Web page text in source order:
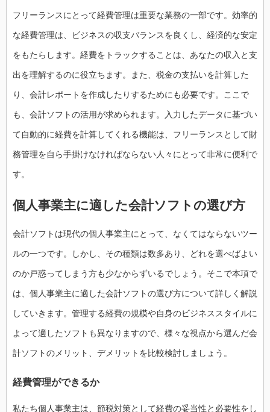
フリーランスにとって経費管理は重要な業務の一部です。効率的
な経費管理は、ビジネスの収支バランスを良くし、経済的な安定
をもたらします。経費をトラックすることは、あなたの収入と支
出を理解するのに役立ちます。また、税金の支払いを計算した
り、会計レポートを作成したりするためにも必要です。ここで
も、会計ソフトの活用が求められます。入力したデータに基づい
て自動的に経費を計算してくれる機能は、フリーランスとして財
務管理を自ら手掛けなければならない人々にとって非常に便利で
す。
個人事業主に適した会計ソフトの選び方
会計ソフトは現代の個人事業主にとって、なくてはならないツー
ルの一つです。しかし、その種類は数多あり、どれを選べばよい
のか戸惑ってしまう方も少なからずいるでしょう。そこで本項で
は、個人事業主に適した会計ソフトの選び方について詳しく解説
していきます。管理する経費の規模や自身のビジネススタイルに
よって適したソフトも異なりますので、様々な視点から選んだ会
計ソフトのメリット、デメリットを比較検討しましょう。
経費管理ができるか
私たち個人事業主は、節税対策として経費の妥当性と必要性をし